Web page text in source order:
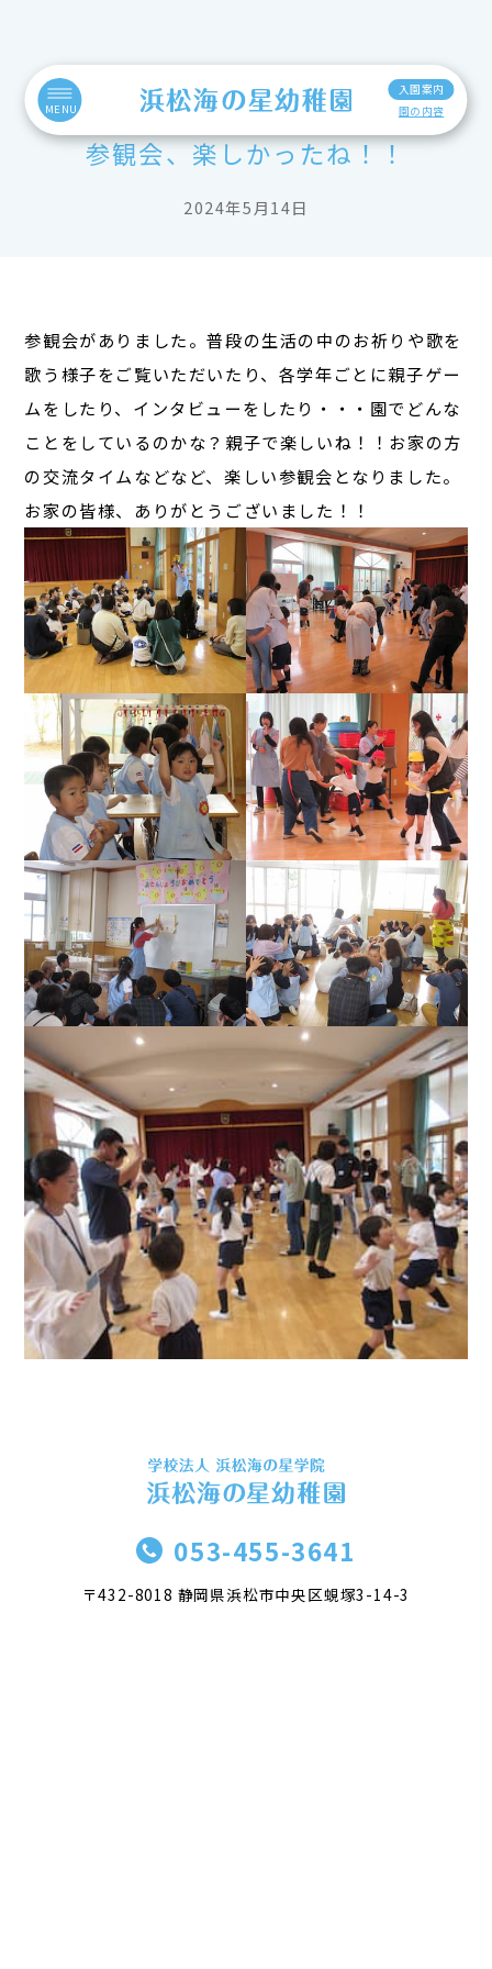
MENU
入園案内
園の内容
参観会、楽しかったね！！
2024年5月14日
参観会がありました。普段の生活の中のお祈りや歌を
歌う様子をご覧いただいたり、各学年ごとに親子ゲー
ムをしたり、インタビューをしたり・・・園でどんな
ことをしているのかな？親子で楽しいね！！お家の方
の交流タイムなどなど、楽しい参観会となりました。
お家の皆様、ありがとうございました！！
053-455-3641
〒432-8018 静岡県浜松市中央区蜆塚3-14-3